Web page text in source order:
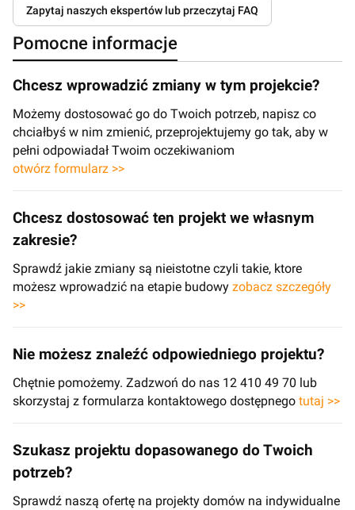
Zapytaj naszych ekspertów lub przeczytaj FAQ
Pomocne informacje
Chcesz wprowadzić zmiany w tym projekcie?
Możemy dostosować go do Twoich potrzeb, napisz co
chciałbyś w nim zmienić, przeprojektujemy go tak, aby w
pełni odpowiadał Twoim oczekiwaniom
otwórz formularz >>
Chcesz dostosować ten projekt we własnym
zakresie?
Sprawdź jakie zmiany są nieistotne czyli takie, ktore
możesz wprowadzić na etapie budowy zobacz szczegóły
>>
Nie możesz znaleźć odpowiedniego projektu?
Chętnie pomożemy. Zadzwoń do nas 12 410 49 70 lub
skorzystaj z formularza kontaktowego dostępnego tutaj >>
Szukasz projektu dopasowanego do Twoich
potrzeb?
Sprawdź naszą ofertę na projekty domów na indywidualne